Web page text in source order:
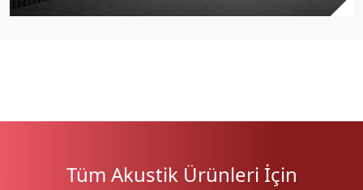
Tüm Akustik Ürünleri İçin